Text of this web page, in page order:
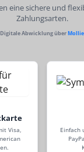
eine sichere und
Zahlungsarten.
Digitale Abwicklung überMollie
Visa,
Einfach